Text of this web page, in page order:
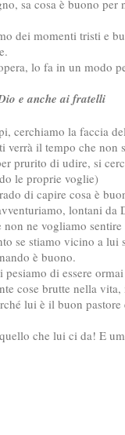
sa cosa è buono
dei momenti tristi e
lo fa in un modo
e anche ai fratelli
cerchiamo la faccia
verrà il tempo che non
prurito di udire, si
le proprie voglie)
di capire cosa è
lontani da
non ne vogliamo
se stiamo vicino a lui
è buono.
pesiamo di essere
cose brutte nella
lui è il buon pastore
che lui ci da! E